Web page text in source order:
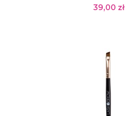
39,00 zł